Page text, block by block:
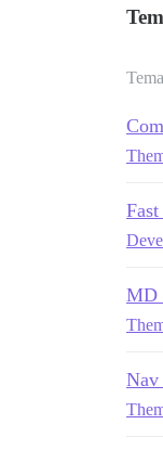
Tema
MD
Nav